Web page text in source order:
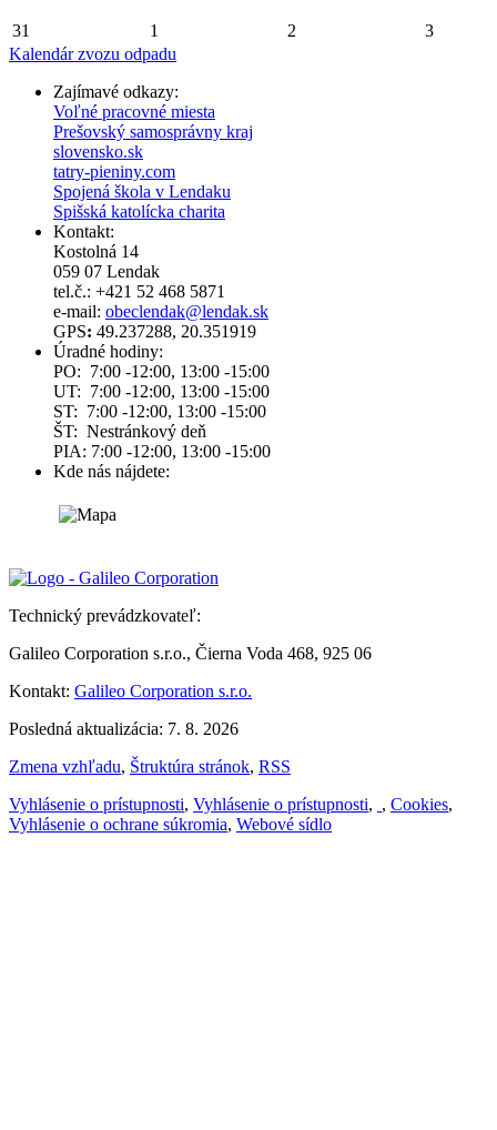
31 1 2
3
Kalendár zvozu odpadu
Zajímavé odkazy:
Voľné pracovné miesta
Prešovský samosprávny kraj
slovensko.sk
tatry-pieniny.com
Spojená škola v Lendaku
Spišská katolícka charita
Kontakt:
Kostolná 14
059 07 Lendak
tel.č.: +421 52 468 5871
e-mail: obeclendak@lendak.sk
GPS: 49.237288, 20.351919
Úradné hodiny:
PO: 7:00 -12:00, 13:00 -15:00
UT: 7:00 -12:00, 13:00 -15:00
ST: 7:00 -12:00, 13:00 -15:00
ŠT: Nestránkový deň
PIA: 7:00 -12:00, 13:00 -15:00
Kde nás nájdete:
Technický prevádzkovateľ:
Galileo Corporation s.r.o., Čierna Voda 468, 925 06
Kontakt: Galileo Corporation s.r.o.
Posledná aktualizácia: 7. 8. 2026
Zmena vzhľadu, Štruktúra stránok, RSS
Vyhlásenie o prístupnosti, Vyhlásenie o prístupnosti, , Cookies,
Vyhlásenie o ochrane súkromia, Webové sídlo